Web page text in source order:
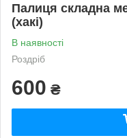
Палиця складна
(хакі)
В наявності
Роздріб
600 ₴